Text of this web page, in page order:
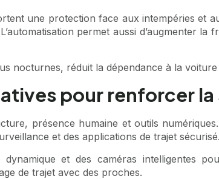
une protection face aux intempéries et
permet aussi d’augmenter
nocturnes, réduit la dépendance à la
pour renforcer
présence humaine et outils
et des applications de trajet sécurisé.
dynamique et des caméras intelligentes
de trajet avec des proches.